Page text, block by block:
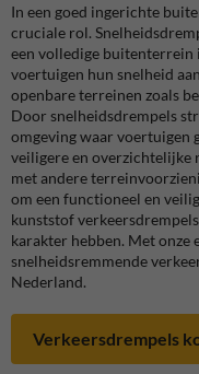
In een goed ingerichte
cruciale rol.
een volledige
voertuigen hun snelheid
openbare terreinen zoals
Door snelheidsdrempels
omgeving waar voertuigen
veiligere en overzichtelijke
met andere
om een functioneel en
kunststof
karakter hebben. Met onze
snelheidsremmende
Nederland.
Verkeersdrempels